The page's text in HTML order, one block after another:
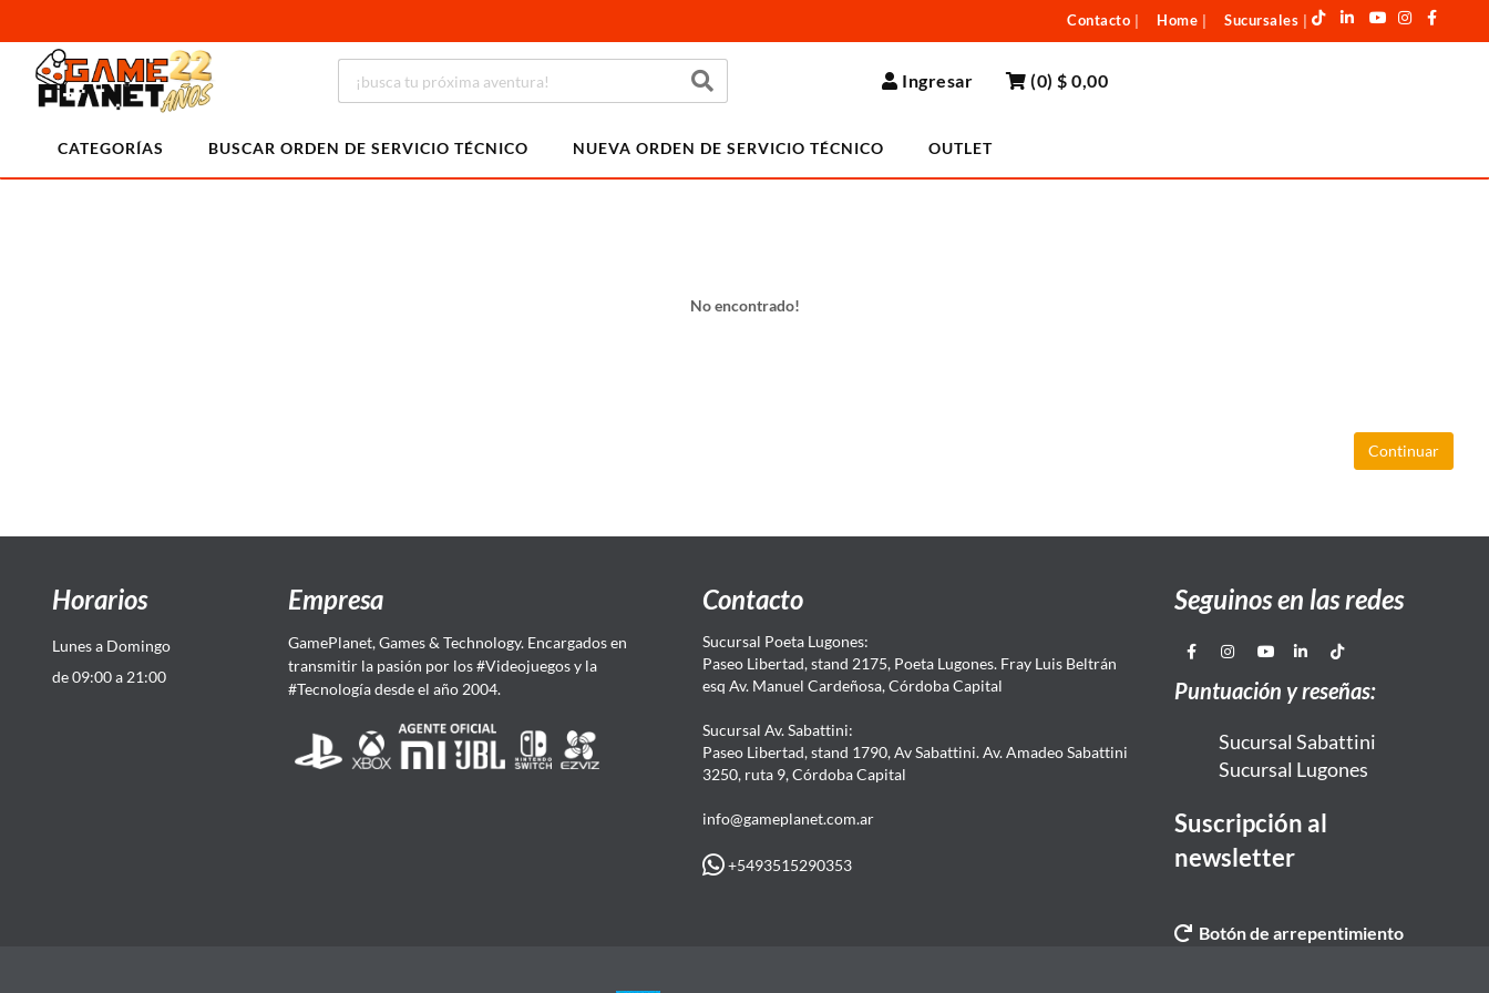
Contacto Home Sucursales
Ingresar (0)$ 0,00
CATEGORÍAS BUSCAR ORDEN DE SERVICIO TÉCNICO NUEVA ORDEN DE SERVICIO TÉCNICO OUTLET
No encontrado!
Continuar
Horarios
Lunes a Domingo
de 09:00 a 21:00
Empresa
GamePlanet, Games & Technology. Encargados en
transmitir la pasión por los #Videojuegos y la
#Tecnología desde el año 2004.
Contacto
Sucursal Poeta Lugones:
Paseo Libertad, stand 2175, Poeta Lugones. Fray Luis Beltrán
esq Av. Manuel Cardeñosa, Córdoba Capital
Sucursal Av. Sabattini:
Paseo Libertad, stand 1790, Av Sabattini. Av. Amadeo Sabattini
3250, ruta 9, Córdoba Capital
info@gameplanet.com.ar
+5493515290353
Seguinos en las redes
Puntuación y reseñas:
Sucursal Sabattini
Sucursal Lugones
Suscripción al
newsletter
Botón de arrepentimiento